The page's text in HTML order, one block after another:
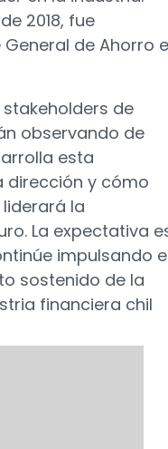
2018, fue
de Ahorro e
de
observando de
esta
dirección y cómo
la
La expectativa
impulsando
sostenido de la
financiera chil